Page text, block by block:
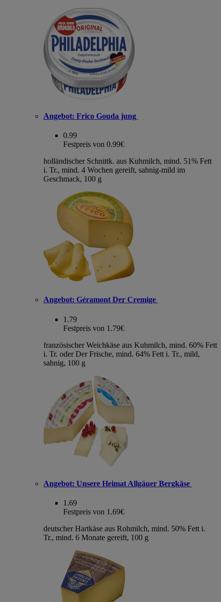
Angebot: Frico Gouda jung
0.99
Festpreis von 0.99€
holländischer Schnittk. aus Kuhmilch, mind. 51% Fett
i. Tr., mind. 4 Wochen gereift, sahnig-mild im
Geschmack, 100 g
Angebot: Géramont Der Cremige
1.79
Festpreis von 1.79€
französischer Weichkäse aus Kuhmilch, mind. 60% Fett
i. Tr. oder Der Frische, mind. 64% Fett i. Tr., mild,
sahnig, 100 g
Angebot: Unsere Heimat Allgäuer Bergkäse
1.69
Festpreis von 1.69€
deutscher Hartkäse aus Rohmilch, mind. 50% Fett i.
Tr., mind. 6 Monate gereift, 100 g